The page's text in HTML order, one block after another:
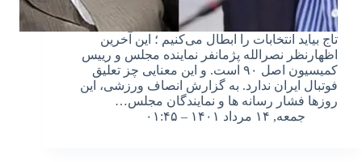
تاج بیاید انتخابات را ابطال می‌کنیم ؛ این آخرین
اظهارنظر نصرالله پژمانفر نماینده مجلس و رییس
کمیسیون اصل ۹۰ است. و این معنایی چز تعلیق
فوتبال ایران ندارد. به گزارش انصاف ورزشی، این
روزها فشار رسانه ها و نمایندگان مجلس…
جمعه, ۱۴ مرداد ۱۴۰۱ – ۰۱:۴۵